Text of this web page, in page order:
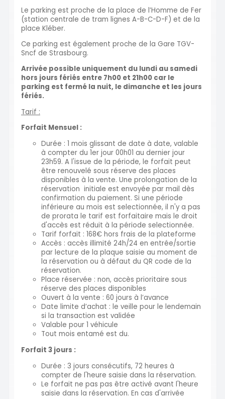
Le parking est proche de la place de l’Homme de Fer
(station centrale de tram lignes A-B-C-D-F) et de la
place Kléber.
Ce parking est également proche de la Gare TGV-
Sncf de Strasbourg.
Arrivée possible uniquement du lundi au samedi
hors jours fériés entre 7h00 et 21h00 car le
parking est fermé la nuit, le dimanche et les jours
fériés.
Tarif :
Forfait Mensuel :
Durée : 1 mois glissant de date à date, valable
à compter du 1er jour 00h01 au dernier jour
23h59. A l'issue de la période, le forfait peut
être renouvelé sous réserve des places
disponibles à la vente. Une prolongation de la
réservation initiale est envoyée par mail dès
confirmation du paiement. Si une période
inférieure au mois est selectionnée, il n'y a pas
de prorata le tarif est forfaitaire mais le droit
d'accès est réduit à la période selectionnée.
Tarif forfait : 168€ hors frais de la plateforme
Accès : accès illimité 24h/24 en entrée/sortie
par lecture de la plaque saisie au moment de
la réservation ou à défaut du QR code de la
réservation.
Place réservée : non, accès prioritaire sous
réserve des places disponibles
Ouvert à la vente : 60 jours à l’avance
Date limite d’achat : le veille pour le lendemain
si la transaction est validée
Valable pour 1 véhicule
Tout mois entamé est du.
Forfait 3 jours :
Durée : 3 jours consécutifs, 72 heures à
compter de l'heure saisie dans la réservation.
Le forfait ne pas pas être activé avant l'heure
saisie dans la réservation. En cas d'arrivée